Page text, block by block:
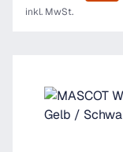
inkl. MwSt.